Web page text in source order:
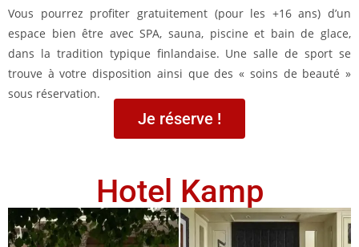
Vous pourrez profiter gratuitement (pour les +16 ans) d’un
espace bien être avec SPA, sauna, piscine et bain de glace,
dans la tradition typique finlandaise. Une salle de sport se
trouve à votre disposition ainsi que des « soins de beauté »
sous réservation.
Je réserve !
Hotel Kamp